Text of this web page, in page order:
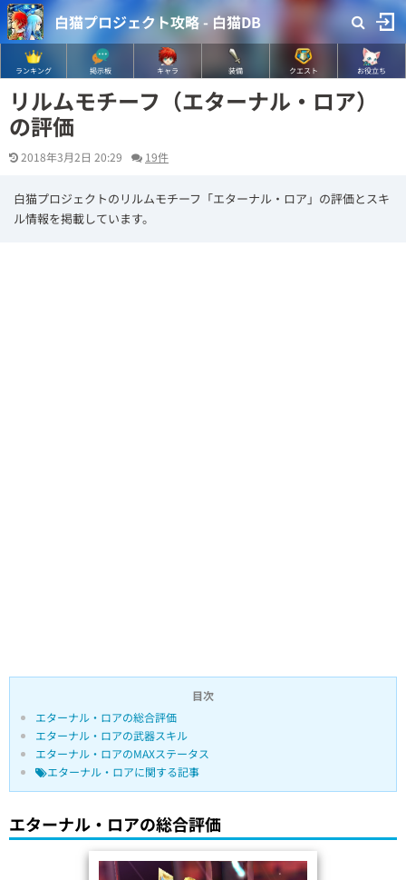
白猫プロジェクト攻略 - 白猫DB
ランキング 掲示板 キャラ 装備 クエスト お役立ち
リルムモチーフ（エターナル・ロア）
の評価
2018年3月2日 20:29 19件
白猫プロジェクトのリルムモチーフ「エターナル・ロア」の評価とスキ
ル情報を掲載しています。
目次
エターナル・ロアの総合評価
エターナル・ロアの武器スキル
エターナル・ロアのMAXステータス
エターナル・ロアに関する記事
エターナル・ロアの総合評価